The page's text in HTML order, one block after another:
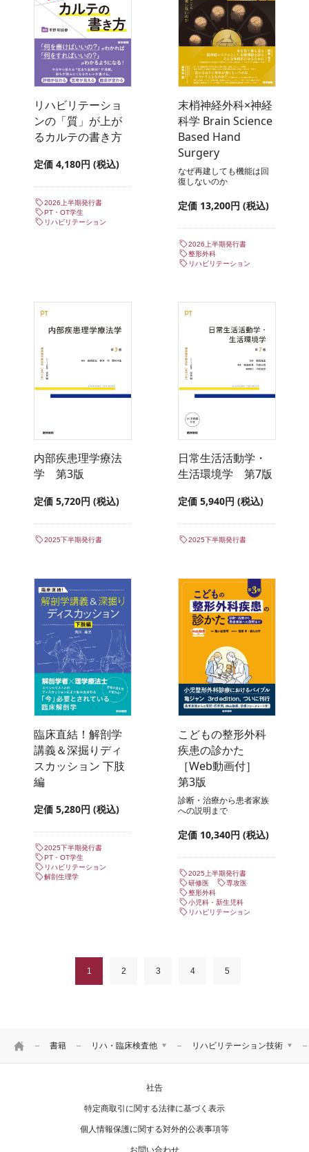
HOME 書籍 リハ・臨床検査他
リハ・臨床検査他
リハビリテーション技術
臨床放射線技術
栄養学
リハビリテーショ
ンの「質」が上が
るカルテの書き方
定価 4,180円 (税込)
2026上半期発行書
PT・OT学生
リハビリテーション
末梢神経外科×神経
科学 Brain Science
Based Hand
Surgery
なぜ再建しても機能は回
復しないのか
定価 13,200円 (税込)
2026上半期発行書
整形外科
リハビリテーション
内部疾患理学療法
学 第3版
定価 5,720円 (税込)
2025下半期発行書
日常生活活動学・
生活環境学 第7版
定価 5,940円 (税込)
2025下半期発行書
臨床直結！解剖学
講義＆深掘りディ
スカッション 下肢
編
定価 5,280円 (税込)
2025下半期発行書
PT・OT学生
リハビリテーション
解剖生理学
こどもの整形外科
疾患の診かた
［Web動画付］
第3版
診断・治療から患者家族
への説明まで
定価 10,340円 (税込)
2025上半期発行書
研修医
専攻医
整形外科
小児科・新生児科
リハビリテーション
1 2 3 4 5
社告
特定商取引に関する法律に基づく表示
個人情報保護に関する対外的公表事項等
お問い合わせ